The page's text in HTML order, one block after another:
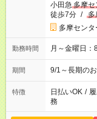
小田急 多摩セ
徒歩7分 / 多
多摩センタ
勤務時間 月～金曜日
期間 9/1～長期のお
特徴 日払いOK /
務